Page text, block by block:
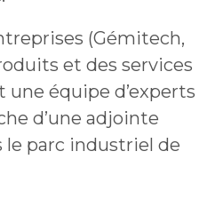
(Gémitech,
et des services
équipe d’experts
d’une adjointe
parc industriel de